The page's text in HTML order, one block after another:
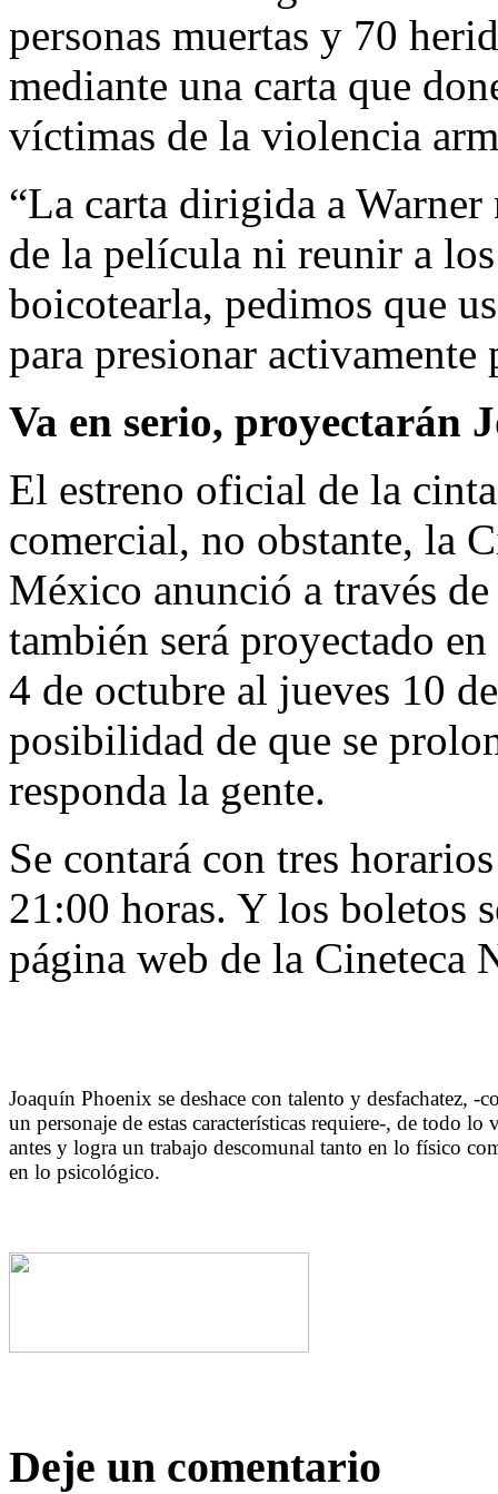
personas muertas y 70
mediante una carta que
víctimas de la violencia
“La carta dirigida a
de la película ni reunir a
boicotearla, pedimos que
para presionar
Va en serio, proyectarán
El estreno oficial de la
comercial, no obstante, la
México anunció a través
también será proyectado
4 de octubre al jueves 10
posibilidad de que se
responda la gente.
Se contará con tres
21:00 horas. Y los boletos
página web de la Cineteca
Joaquín Phoenix se deshace con talento y desfachatez, -
un personaje de estas características requiere-, de todo lo
antes y logra un trabajo descomunal tanto en lo físico
en lo psicológico.
Deje un comentario